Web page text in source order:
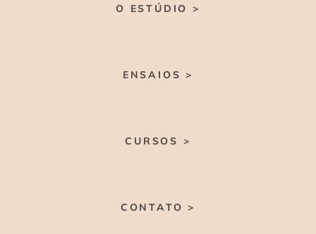
O ESTÚDIO >
ENSAIOS >
CURSOS >
CONTATO >